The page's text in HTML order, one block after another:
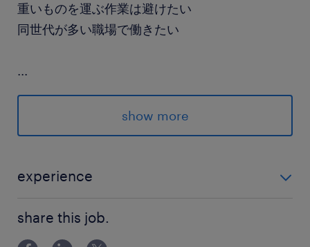
重いものを運ぶ作業は避けたい
同世代が多い職場で働きたい
...
「転職したい」と思ったら、
派遣登録はスマホ入力でたったの5分◎
休憩などのスキマ時間でもできちゃいます♪
派遣先の特徴
請け負っています。
show more
experience
share this job.